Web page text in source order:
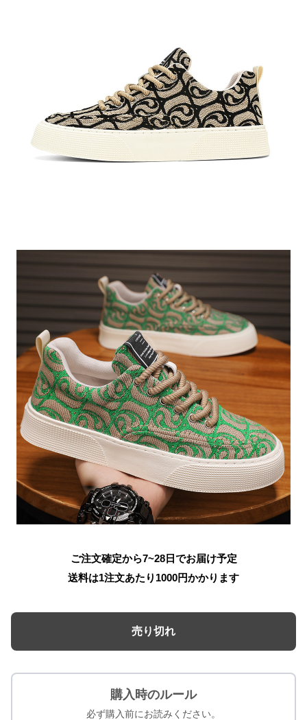
ご注文確定から7~28日でお届け予定
送料は1注文あたり 1000円かかります
売り切れ
購入時のルール
必ず購入前にお読みください。